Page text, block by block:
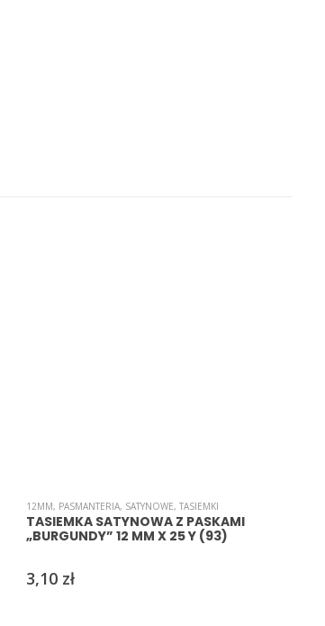
12MM, PASMANTERIA, SATYNOWE, TASIEMKI
TASIEMKA SATYNOWA Z PASKAMI
„BURGUNDY” 12 MM X 25 Y (93)
3,10 zł